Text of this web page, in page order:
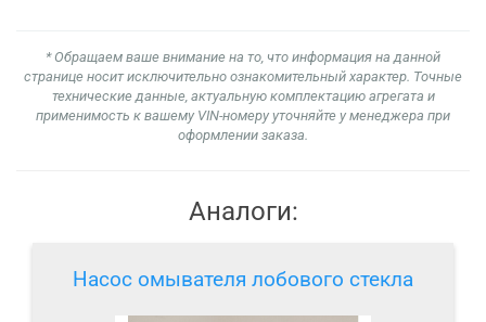
* Обращаем ваше внимание на то, что информация на данной
странице носит исключительно ознакомительный характер. Точные
технические данные, актуальную комплектацию агрегата и
применимость к вашему VIN-номеру уточняйте у менеджера при
оформлении заказа.
Аналоги:
Насос омывателя лобового стекла